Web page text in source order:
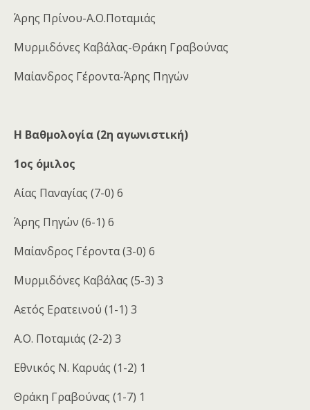
Άρης Πρίνου-Α.Ο.Ποταμιάς
Μυρμιδόνες Καβάλας-Θράκη Γραβούνας
Μαίανδρος Γέροντα-Άρης Πηγών
Η Βαθμολογία (2η αγωνιστική)
1ος όμιλος
Αίας Παναγίας (7-0) 6
Άρης Πηγών (6-1) 6
Μαίανδρος Γέροντα (3-0) 6
Μυρμιδόνες Καβάλας (5-3) 3
Αετός Ερατεινού (1-1) 3
Α.Ο. Ποταμιάς (2-2) 3
Εθνικός Ν. Καρυάς (1-2) 1
Θράκη Γραβούνας (1-7) 1